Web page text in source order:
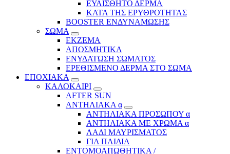
ΕΥΑΙΣΘΗΤΟ ΔΕΡΜΑ
ΚΑΤΑ ΤΗΣ ΕΡΥΘΡΟΤΗΤΑΣ
BOOSTER ΕΝΔΥΝΑΜΩΣΗΣ
ΣΩΜΑ
ΕΚΖΕΜΑ
ΑΠΟΣΜΗΤΙΚΑ
ΕΝΥΔΑΤΩΣΗ ΣΩΜΑΤΟΣ
ΕΡΕΘΙΣΜΕΝΟ ΔΕΡΜΑ ΣΤΟ ΣΩΜΑ
ΕΠΟΧΙΑΚΑ
ΚΑΛΟΚΑΙΡΙ
AFTER SUN
ΑΝΤΗΛΙΑΚΑ α
ΑΝΤΗΛΙΑΚΑ ΠΡΟΣΩΠΟΥ α
ΑΝΤΗΛΙΑΚΑ ΜΕ ΧΡΩΜΑ α
ΛΑΔΙ ΜΑΥΡΙΣΜΑΤΟΣ
ΓΙΑ ΠΑΙΔΙΑ
ΕΝΤΟΜΟΑΠΩΘΗΤΙΚΑ /